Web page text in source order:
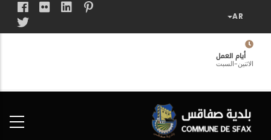
المحتوى
الرئيسيأيام العمل
الاثنين-السبت